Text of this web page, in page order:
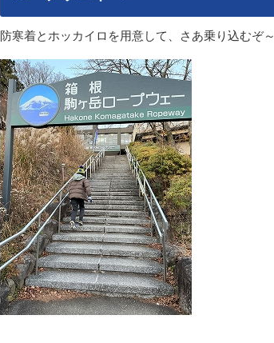
防寒着とホッカイロを用意して、さあ乗り込むぞ～